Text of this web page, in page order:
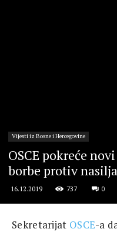
Vijesti iz Bosne i Hercegovine
OSCE pokreće
borbe protiv
16.12.2019 737 0
Sekretarijat OSCE-a